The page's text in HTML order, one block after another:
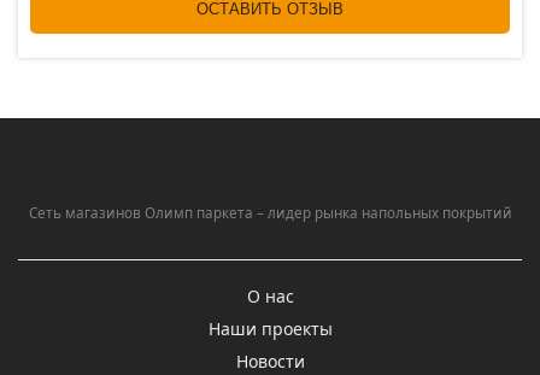
ОСТАВИТЬ ОТЗЫВ
Сеть магазинов Олимп паркета – лидер рынка напольных покрытий
О нас
Наши проекты
Новости